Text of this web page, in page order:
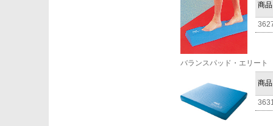
商
バランスパッド・エリート
商